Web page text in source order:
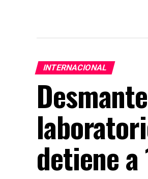
INTERNACIONAL
detiene